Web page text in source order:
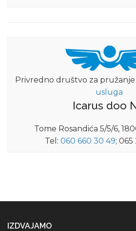
Privredno društvo za pružanje
usluga
Icarus doo
Tome Rosandića 5/5/6,
Tel: 060 660 30 49;
IZDVAJAMO